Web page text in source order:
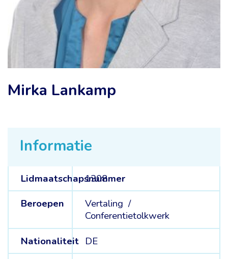
Informatie
Lidmaatschapsnummer
1308
Beroepen
Vertaling /
Conferentietolkwerk
Nationaliteit DE
Mirka Lankamp